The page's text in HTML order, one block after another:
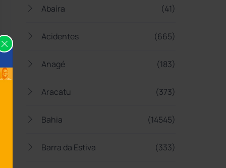
Abaíra (41)
Acidentes (665)
Anagé (183)
Aracatu (373)
Bahia (14545)
Barra da Estiva (333)